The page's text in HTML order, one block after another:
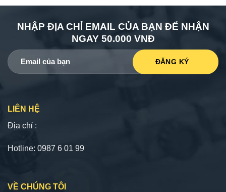
NHẬP ĐỊA CHỈ EMAIL CỦA BẠN ĐỂ NHẬN
NGAY 50.000 VNĐ
LIÊN HỆ
Địa chỉ :
Hotline: 0987 6 01 99
VỀ CHÚNG TÔI